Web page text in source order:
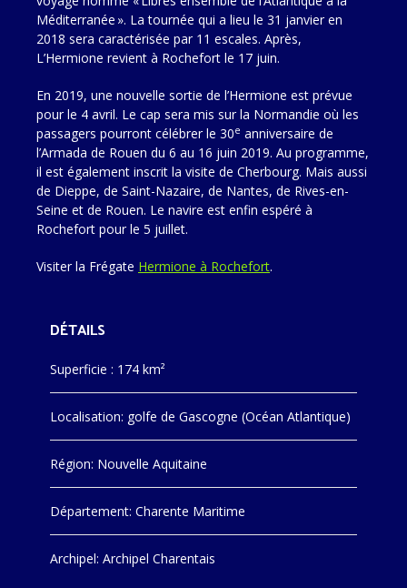
Méditerranée ». La tournée qui a lieu le 31 janvier en
2018 sera caractérisée par 11 escales. Après,
L’Hermione revient à Rochefort le 17 juin.
En 2019, une nouvelle sortie de l’Hermione est prévue
pour le 4 avril. Le cap sera mis sur la Normandie où les
passagers pourront célébrer le 30e anniversaire de
l’Armada de Rouen du 6 au 16 juin 2019. Au programme,
il est également inscrit la visite de Cherbourg. Mais aussi
de Dieppe, de Saint-Nazaire, de Nantes, de Rives-en-
Seine et de Rouen. Le navire est enfin espéré à
Rochefort pour le 5 juillet.
Visiter la Frégate Hermione à Rochefort.
DÉTAILS
Superficie : 174 km²
Localisation: golfe de Gascogne (Océan Atlantique)
Région: Nouvelle Aquitaine
Département: Charente Maritime
Archipel: Archipel Charentais